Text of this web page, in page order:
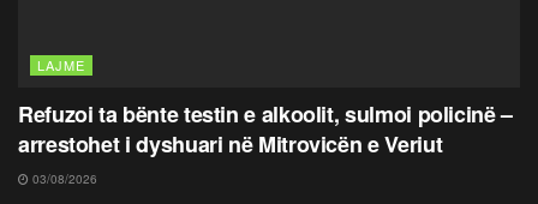
LAJME
Refuzoi ta bënte testin e alkoolit, sulmoi policinë –
arrestohet i dyshuari në Mitrovicën e Veriut
03/08/2026